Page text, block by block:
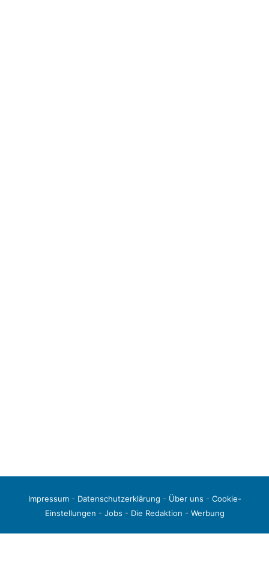
Impressum- Datenschutzerklärung - Über uns - Cookie-
Einstellungen - Jobs - Die Redaktion - Werbung